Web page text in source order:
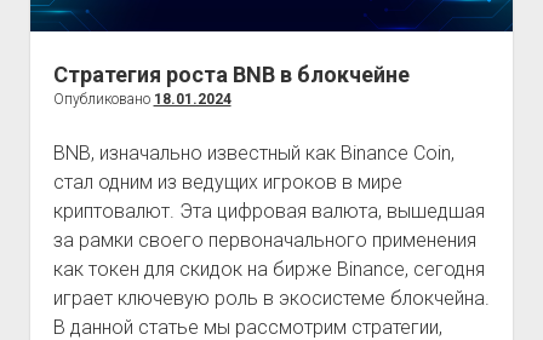
Стратегия роста BNB в блокчейне
Опубликовано 18.01.2024
BNB, изначально известный как Binance Coin,
стал одним из ведущих игроков в мире
криптовалют. Эта цифровая валюта, вышедшая
за рамки своего первоначального применения
как токен для скидок на бирже Binance, сегодня
играет ключевую роль в экосистеме блокчейна.
В данной статье мы рассмотрим стратегии,